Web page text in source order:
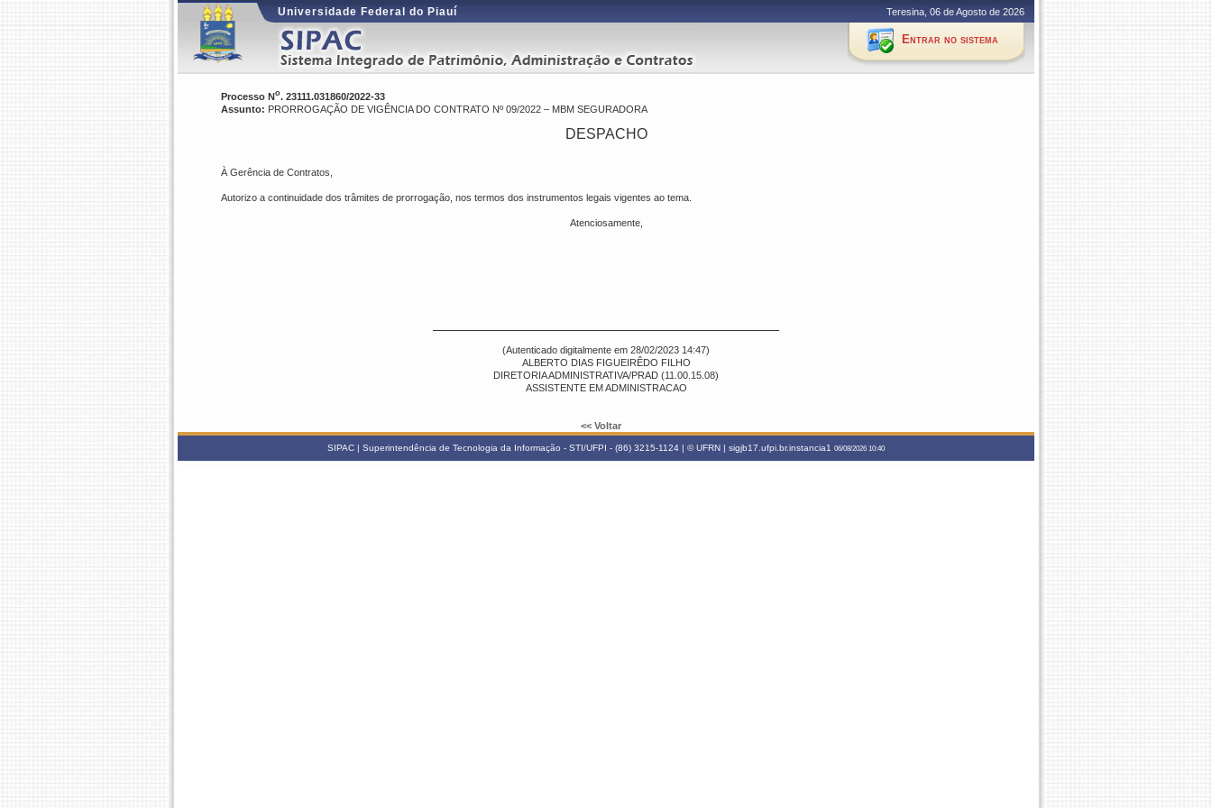
Universidade Federal do Piauí Teresina, 06 de Agosto de 2026
Entrar no sistema
Processo No. 23111.031860/2022-33
Assunto: PRORROGAÇÃO DE VIGÊNCIA DO CONTRATO Nº 09/2022 – MBM SEGURADORA
DESPACHO
À Gerência de Contratos,
Autorizo a continuidade dos trâmites de prorrogação, nos termos dos instrumentos legais vigentes ao tema.
Atenciosamente,
(Autenticado digitalmente em 28/02/2023 14:47)
ALBERTO DIAS FIGUEIRÊDO FILHO
DIRETORIA ADMINISTRATIVA/PRAD (11.00.15.08)
ASSISTENTE EM ADMINISTRACAO
<< Voltar
SIPAC | Superintendência de Tecnologia da Informação - STI/UFPI - (86) 3215-1124 | © UFRN | sigjb17.ufpi.br.instancia1 06/08/2026 10:40